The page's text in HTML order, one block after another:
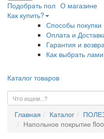
Подобрать пол О магазине
Как купить?
Способы покупки
Оплата и
Гарантия и
Как выбрать
Каталог товаров
Главная Каталог
Напольное покрытие